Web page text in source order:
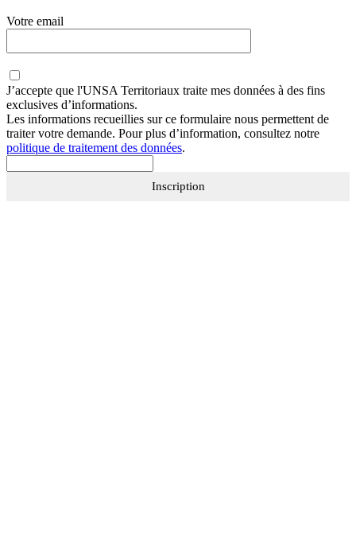
Votre email
J’accepte que l'UNSA Territoriaux traite mes données à des fins
exclusives d’informations.
Les informations recueillies sur ce formulaire nous permettent de
traiter votre demande. Pour plus d’information, consultez notre
politique de traitement des données.
Inscription